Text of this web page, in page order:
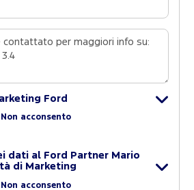
Ford
Non acconsento
dati al Ford Partner Mario
di Marketing
Non acconsento